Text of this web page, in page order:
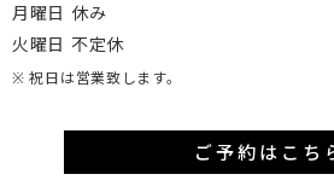
月曜日 休み
火曜日 不定休
※ 祝日は営業致します。
ご予約はこち